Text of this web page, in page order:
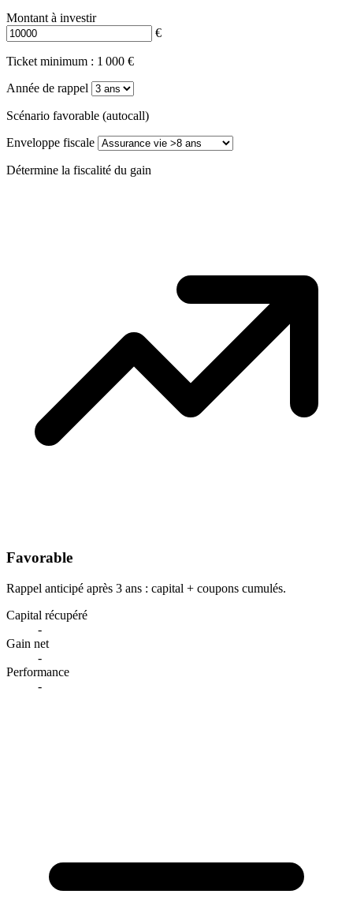
Montant à investir
€
Ticket minimum : 1 000 €
Année de rappel
Scénario favorable (autocall)
Enveloppe fiscale
Détermine la fiscalité du gain
Favorable
Rappel anticipé après 3 ans : capital + coupons cumulés.
Capital récupéré
-
Gain net
-
Performance
-